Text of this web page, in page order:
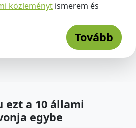
közleményt ismerem és
Tovább
a 10 állami
egybe